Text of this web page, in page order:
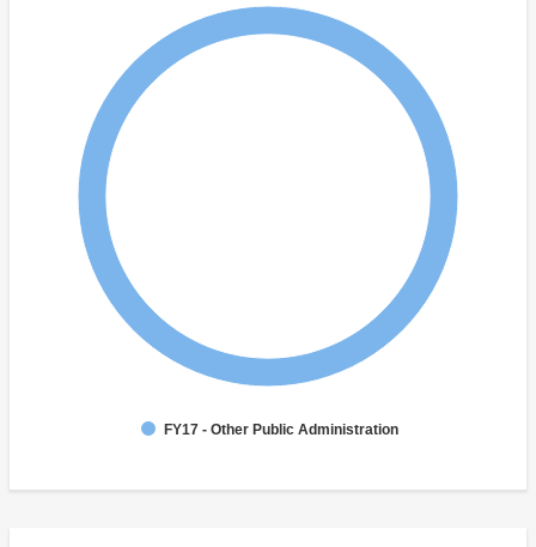
FY17 - Other Public Administration